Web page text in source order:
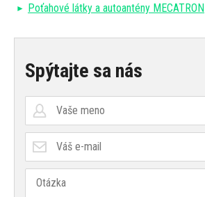
Poťahové látky a autoantény MECATRON
Spýtajte sa nás